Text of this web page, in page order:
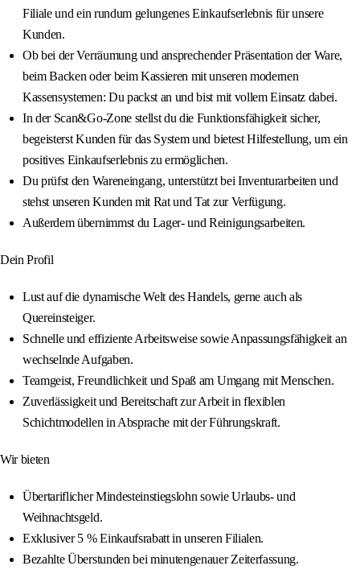
Filiale und ein rundum gelungenes Einkaufserlebnis für unsere
Kunden.
Ob bei der Verräumung und ansprechender Präsentation der Ware,
beim Backen oder beim Kassieren mit unseren modernen
Kassensystemen: Du packst an und bist mit vollem Einsatz dabei.
In der Scan&Go-Zone stellst du die Funktionsfähigkeit sicher,
begeisterst Kunden für das System und bietest Hilfestellung, um ein
positives Einkaufserlebnis zu ermöglichen.
Du prüfst den Wareneingang, unterstützt bei Inventurarbeiten und
stehst unseren Kunden mit Rat und Tat zur Verfügung.
Außerdem übernimmst du Lager- und Reinigungsarbeiten.
Dein Profil
Lust auf die dynamische Welt des Handels, gerne auch als
Quereinsteiger.
Schnelle und effiziente Arbeitsweise sowie Anpassungsfähigkeit an
wechselnde Aufgaben.
Teamgeist, Freundlichkeit und Spaß am Umgang mit Menschen.
Zuverlässigkeit und Bereitschaft zur Arbeit in flexiblen
Schichtmodellen in Absprache mit der Führungskraft.
Wir bieten
Übertariflicher Mindesteinstiegslohn sowie Urlaubs- und
Weihnachtsgeld.
Exklusiver 5 % Einkaufsrabatt in unseren Filialen.
Bezahlte Überstunden bei minutengenauer Zeiterfassung.